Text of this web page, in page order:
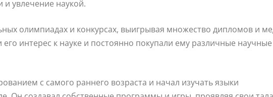
и увлечение наукой.
олимпиадах и конкурсах, выигрывая множество дипломов и
интерес к науке и постоянно покупали ему различные научные
с самого раннего возраста и начал изучать языки